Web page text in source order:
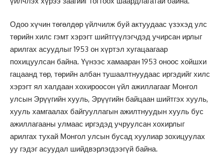
Одоо хүчин төгөлдөр үйлчилж буй актуудаас үзэхэд улс
төрийн хилс гэмт хэрэгт шийтгүүлэгчдэд учирсан ирлыг
арилгах асуудлыг 1953 он хүртэл хугацаагаар
похицуулсан байна. Үүнээс хамааран 1953 оноос хойшхи
гацаанд төр, төрийн албан тушаалтнуудаас иргэдийг хилс
хэрэгт ял халдаан хохироосон үйл ажиллагааг Монгол
улсын Эрүүгийн хууль, Эрүүгийн байцаан шийтгэх хууль,
хууль хамгаалах байгууллагын ажилтнуудын хууль бус
ажиллагааны улмаас иргэдэд учруулсан хохирлыг
арилгах тухай Монгол улсын бусад хуулиар зохицуулах
уу гэдэг асуудал шийдвэрлэгдээгүй байна.